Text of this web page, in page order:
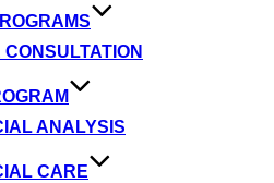
CONSULTATION
ANALYSIS
CARE